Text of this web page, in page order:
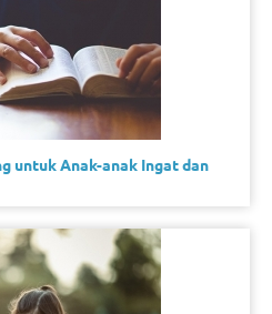
untuk Anak-anak Ingat dan